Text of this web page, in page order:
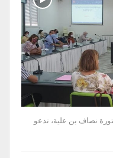
نصاف بن علية، تدعو